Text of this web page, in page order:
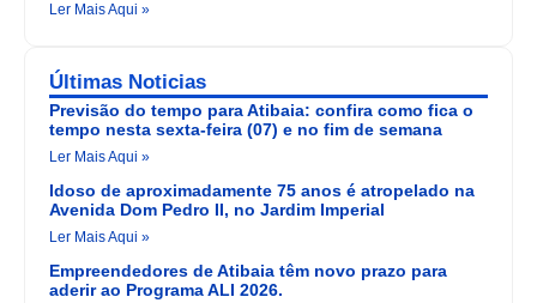
Ler Mais Aqui »
Últimas Noticias
Previsão do tempo para Atibaia: confira como fica o
tempo nesta sexta-feira (07) e no fim de semana
Ler Mais Aqui »
Idoso de aproximadamente 75 anos é atropelado na
Avenida Dom Pedro II, no Jardim Imperial
Ler Mais Aqui »
Empreendedores de Atibaia têm novo prazo para
aderir ao Programa ALI 2026.